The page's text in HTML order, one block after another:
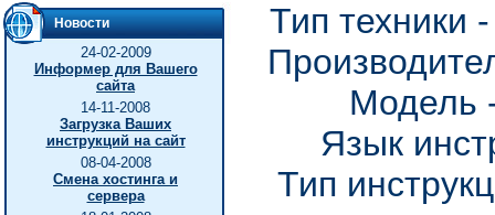
Новости
24-02-2009
Информер для Вашего
сайта
14-11-2008
Загрузка Ваших
инструкций на сайт
08-04-2008
Смена хостинга и
сервера
Тип
Модель
Язык
Тип